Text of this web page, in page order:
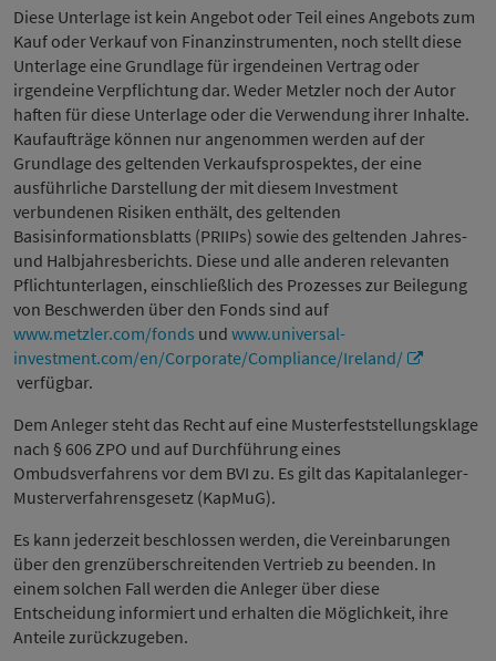
Diese Unterlage ist kein Angebot oder Teil eines Angebots zum
Kauf oder Verkauf von Finanzinstrumenten, noch stellt diese
Unterlage eine Grundlage für irgendeinen Vertrag oder
irgendeine Verpflichtung dar. Weder Metzler noch der Autor
haften für diese Unterlage oder die Verwendung ihrer Inhalte.
Kaufaufträge können nur angenommen werden auf der
Grundlage des geltenden Verkaufsprospektes, der eine
ausführliche Darstellung der mit diesem Investment
verbundenen Risiken enthält, des geltenden
Basisinformationsblatts (PRIIPs) sowie des geltenden Jahres-
und Halbjahresberichts. Diese und alle anderen relevanten
Pflichtunterlagen, einschließlich des Prozesses zur Beilegung
von Beschwerden über den Fonds sind auf
www.metzler.com/fonds und www.universal-
investment.com/en/Corporate/Compliance/Ireland/
verfügbar.
Dem Anleger steht das Recht auf eine Musterfeststellungsklage
nach § 606 ZPO und auf Durchführung eines
Ombudsverfahrens vor dem BVI zu. Es gilt das Kapitalanleger-
Musterverfahrensgesetz (KapMuG).
Es kann jederzeit beschlossen werden, die Vereinbarungen
über den grenzüberschreitenden Vertrieb zu beenden. In
einem solchen Fall werden die Anleger über diese
Entscheidung informiert und erhalten die Möglichkeit, ihre
Anteile zurückzugeben.